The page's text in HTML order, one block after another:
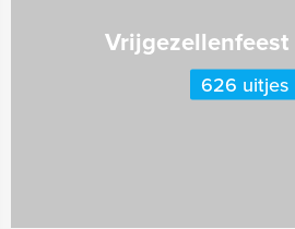
Vrijgezellenfeest
626 uitjes